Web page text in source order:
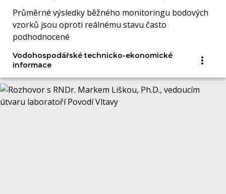
Průměrné výsledky běžného monitoringu bodových
vzorků jsou oproti reálnému stavu často
podhodnocené
Vodohospodářské technicko-ekonomické
informace